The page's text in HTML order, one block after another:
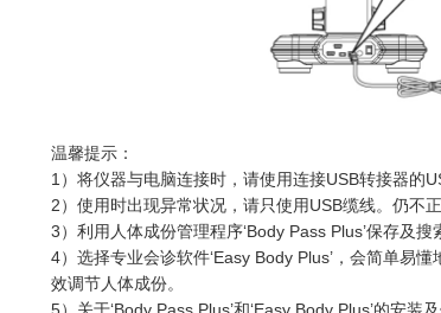
温馨提示：
1）将仪器与电脑连接时，请使用连接USB转接器的
2）使用时出现异常状况，请只使用USB缆线。仍不
3）利用人体成份管理程序‘Body Pass Plus’保存及
4）选择专业会诊软件‘Easy Body Plus’，会简单易
效调节人体成份。
5）关于‘Body Pass Plus’和‘Easy Body Plus’的安装